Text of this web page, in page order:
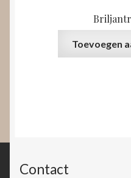
Toevoegen
Contact